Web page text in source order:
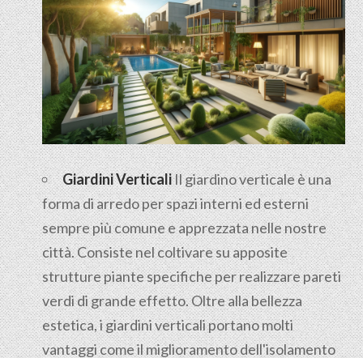
Giardini VerticaliIl giardino verticale è una
forma di arredo per spazi interni ed esterni
sempre più comune e apprezzata nelle nostre
città. Consiste nel coltivare su apposite
strutture piante specifiche per realizzare pareti
verdi di grande effetto. Oltre alla bellezza
estetica, i giardini verticali portano molti
vantaggi come il miglioramento dell'isolamento